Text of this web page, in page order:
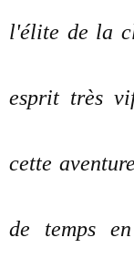
l'élite de la
esprit très
cette
de temps